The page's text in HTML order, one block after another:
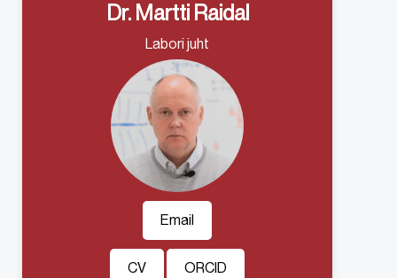
Dr. Martti Raidal
Labori juht
Email
CV ORCID